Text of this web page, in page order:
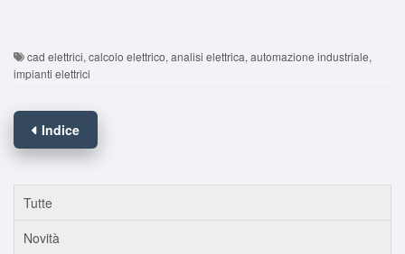
cad elettrici, calcolo elettrico, analisi elettrica, automazione industriale,
impianti elettrici
Indice
Tutte
Novità